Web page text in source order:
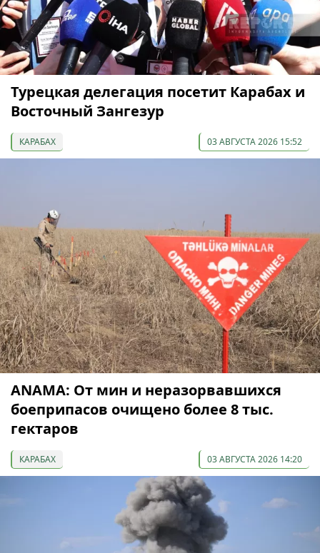
Турецкая делегация посетит Карабах и
Восточный Зангезур
КАРАБАХ 03 АВГУСТА 2026 15:52
ANAMA: От мин и неразорвавшихся
боеприпасов очищено более 8 тыс.
гектаров
КАРАБАХ 03 АВГУСТА 2026 14:20